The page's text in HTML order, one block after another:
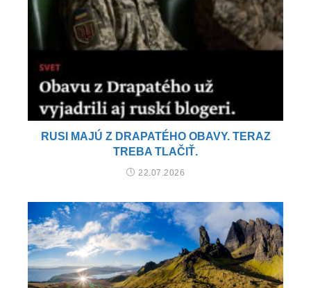
RUSI MAJÚ Z DRAPATÉHO OBAVY. TERAZ
TREBA TLAČIŤ.
22.07.2026